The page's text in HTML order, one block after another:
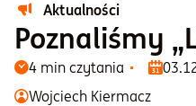
Emerytura
Inwestycje
Aktualności
Poznaliśmy
4 min czytania
Wojciech Kiermacz